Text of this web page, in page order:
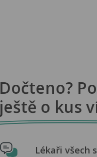
Dočteno?
ještě o kus
Lékaři všech